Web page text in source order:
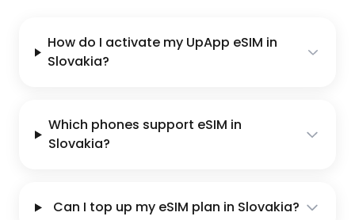
How do I activate my UpApp eSIM in
Slovakia?
Which phones support eSIM in
Slovakia?
Can I top up my eSIM plan in Slovakia?